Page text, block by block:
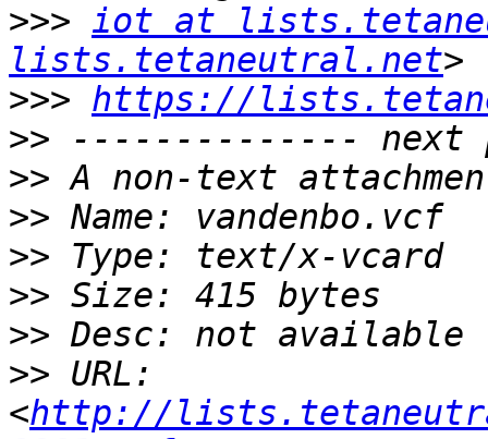
>>> iot at
lists.tetaneutral.net
>>> https://
>>
>>
>>
>>
>>
>>
>> URL:
<http://